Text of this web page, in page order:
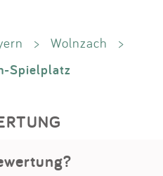
> Wolnzach >
Spielplatz